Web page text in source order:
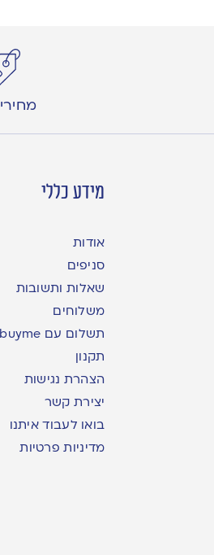
מחירי
מידע כללי
אודות
סניפים
שאלות ותשובות
משלוחים
תשלום עם buyme
תקנון
הצהרת נגישות
יצירת קשר
בואו לעבוד איתנו
מדיניות פרטיות